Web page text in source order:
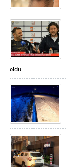
oldu.